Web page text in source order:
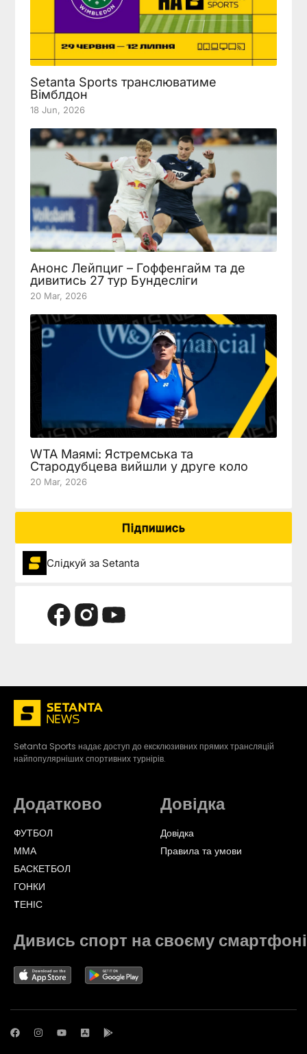
Setanta Sports транслюватиме
Вімблдон
18 Jun, 2026
Анонс Лейпциг – Гоффенгайм та де
дивитись 27 тур Бундесліги
20 Mar, 2026
WTA Маямі: Ястремська та
Стародубцева вийшли у друге коло
20 Mar, 2026
Підпишись
Слідкуй за Setanta
Setanta Sports надає доступ до ексклюзивних прямих трансляцій
найпопулярніших спортивних турнірів.
Додатково
ФУТБОЛ
ММА
БАСКЕТБОЛ
ГОНКИ
TЕНІС
Довідка
Довідка
Правила та умови
Дивись спорт на своєму смартфоні